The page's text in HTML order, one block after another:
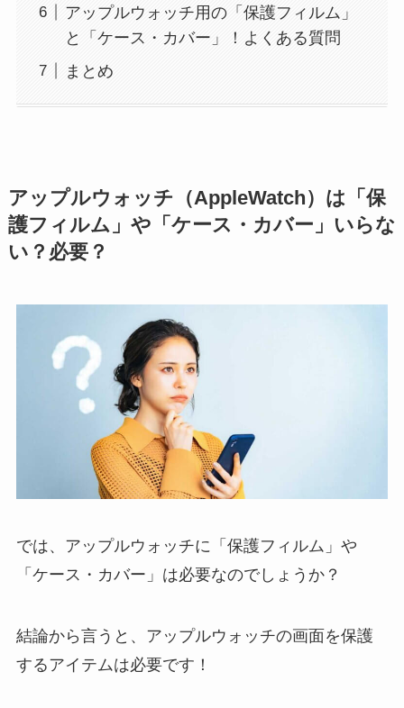
アップルウォッチ用の「保護フィルム」
と「ケース・カバー」！よくある質問
まとめ
アップルウォッチ（AppleWatch）は「保
護フィルム」や「ケース・カバー」いらな
い？必要？
では、アップルウォッチに「保護フィルム」や
「ケース・カバー」は必要なのでしょうか？
結論から言うと、アップルウォッチの画面を保護
するアイテムは必要です！